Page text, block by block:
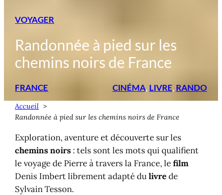
VOYAGER
Randonnée à pied sur les
chemins noirs de France
FRANCE CINÉMA, LIVRE, RANDO
Accueil
Randonnée à pied sur les chemins noirs de France
Exploration, aventure et découverte sur les
chemins noirs : tels sont les mots qui qualifient
le voyage de Pierre à travers la France, lefilm
Denis Imbert librement adapté dulivrede
Sylvain Tesson.